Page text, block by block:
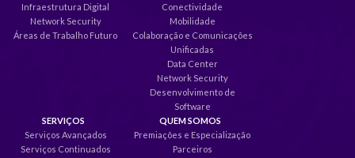
Infraestrutura Digital
Network Security
Áreas de Trabalho Futuro
Conectividade
Mobilidade
Colaboração e Comunicações
Unificadas
Data Center
Network Security
Desenvolvimento de
Software
SERVIÇOS
Serviços Avançados
Serviços Continuados
QUEM SOMOS
Premiações e Especialização
Parceiros